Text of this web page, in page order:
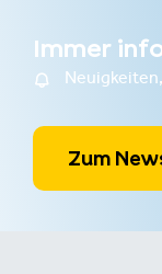
Immer
Zum